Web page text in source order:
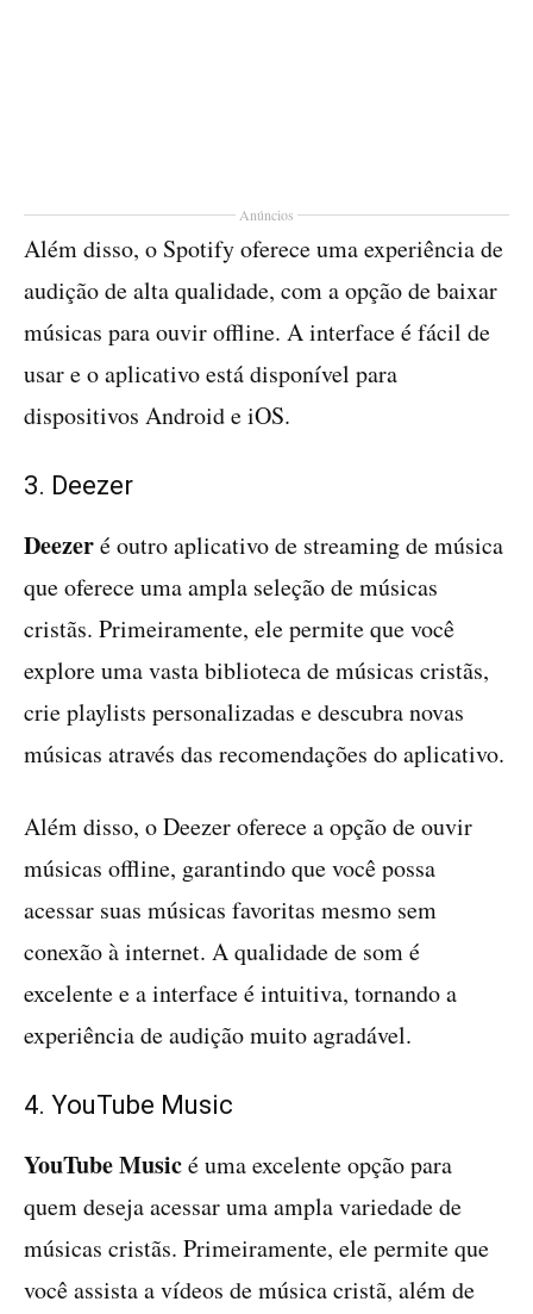
Anúncios
Além disso, o Spotify oferece uma experiência de
audição de alta qualidade, com a opção de baixar
músicas para ouvir offline. A interface é fácil de
usar e o aplicativo está disponível para
dispositivos Android e iOS.
3. Deezer
Deezeré outro aplicativo de streaming de música
que oferece uma ampla seleção de músicas
cristãs. Primeiramente, ele permite que você
explore uma vasta biblioteca de músicas cristãs,
crie playlists personalizadas e descubra novas
músicas através das recomendações do aplicativo.
Além disso, o Deezer oferece a opção de ouvir
músicas offline, garantindo que você possa
acessar suas músicas favoritas mesmo sem
conexão à internet. A qualidade de som é
excelente e a interface é intuitiva, tornando a
experiência de audição muito agradável.
4. YouTube Music
YouTube Musicé uma excelente opção para
quem deseja acessar uma ampla variedade de
músicas cristãs. Primeiramente, ele permite que
você assista a vídeos de música cristã, além de